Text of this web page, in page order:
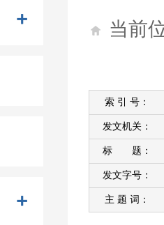
当前
索 引 号：
发文机关：
标 题：
发文字号：
主 题 词：